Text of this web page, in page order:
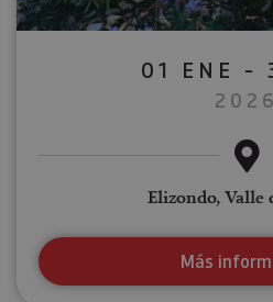
01 ENE -
2026
Elizondo, Valle
Más